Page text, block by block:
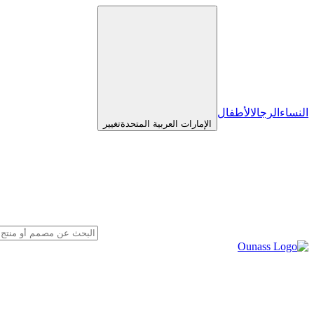
النساء الرجالالأطفال
الإمارات العربية المتحدةتغيير